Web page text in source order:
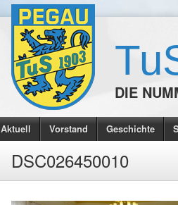
DIE
Aktuell Vorstand Geschichte
DSC026450010